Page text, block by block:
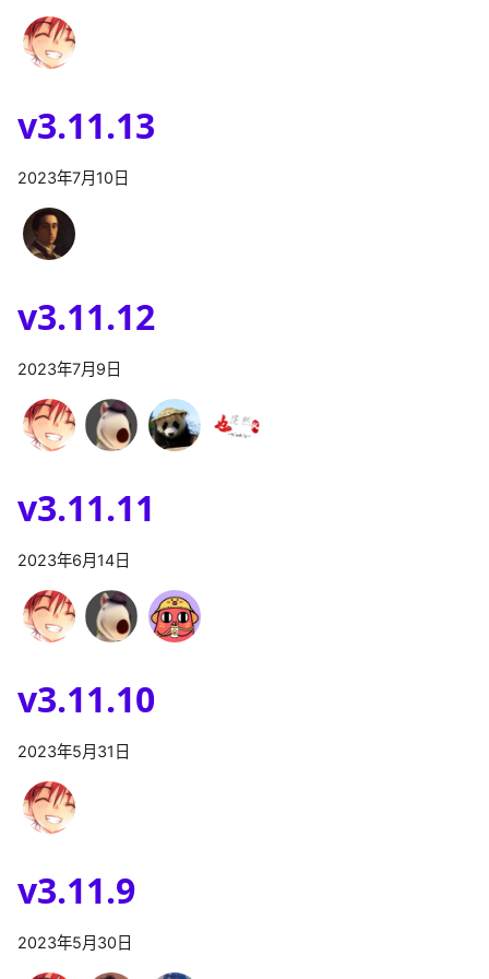
v3.11.13
2023年7月10日
v3.11.12
2023年7月9日
v3.11.11
2023年6月14日
v3.11.10
2023年5月31日
v3.11.9
2023年5月30日